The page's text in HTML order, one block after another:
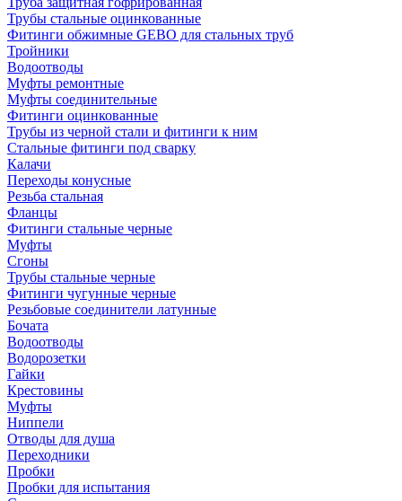
Трубы стальные оцинкованные
Фитинги обжимные GEBO для стальных труб
Тройники
Водоотводы
Муфты ремонтные
Муфты соединительные
Фитинги оцинкованные
Трубы из черной стали и фитинги к ним
Стальные фитинги под сварку
Калачи
Переходы конусные
Резьба стальная
Фланцы
Фитинги стальные черные
Муфты
Сгоны
Трубы стальные черные
Фитинги чугунные черные
Резьбовые соединители латунные
Бочата
Водоотводы
Водорозетки
Гайки
Крестовины
Муфты
Ниппели
Отводы для душа
Переходники
Пробки
Пробки для испытания